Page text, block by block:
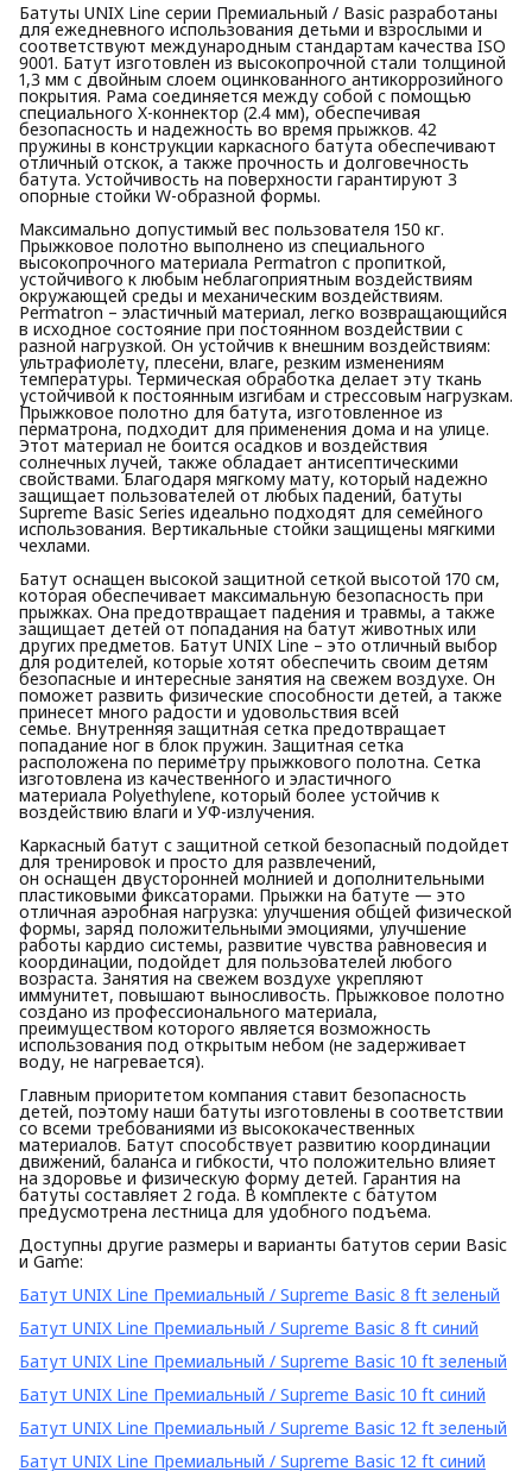
Батуты UNIX Line серии Премиальный / Basic разработаны
для ежедневного использования детьми и взрослыми и
соответствуют международным стандартам качества ISO
9001. Батут изготовлен из высокопрочной стали толщиной
1,3 мм с двойным слоем оцинкованного антикоррозийного
покрытия. Рама соединяется между собой с помощью
специального X-коннектор (2.4 мм), обеспечивая
безопасность и надежность во время прыжков. 42
пружины в конструкции каркасного батута обеспечивают
отличный отскок, а также прочность и долговечность
батута. Устойчивость на поверхности гарантируют 3
опорные стойки W-образной формы.
Максимально допустимый вес пользователя 150 кг.
Прыжковое полотно выполнено из специального
высокопрочного материала Permatron с пропиткой,
устойчивого к любым неблагоприятным воздействиям
окружающей среды и механическим воздействиям.
Permatron – эластичный материал, легко возвращающийся
в исходное состояние при постоянном воздействии с
разной нагрузкой. Он устойчив к внешним воздействиям:
ультрафиолету, плесени, влаге, резким изменениям
температуры. Термическая обработка делает эту ткань
устойчивой к постоянным изгибам и стрессовым нагрузкам.
Прыжковое полотно для батута, изготовленное из
перматрона, подходит для применения дома и на улице.
Этот материал не боится осадков и воздействия
солнечных лучей, также обладает антисептическими
свойствами. Благодаря мягкому мату, который надежно
защищает пользователей от любых падений, батуты
Supreme Basic Series идеально подходят для семейного
использования. Вертикальные стойки защищены мягкими
чехлами.
Батут оснащен высокой защитной сеткой высотой 170 см,
которая обеспечивает максимальную безопасность при
прыжках. Она предотвращает падения и травмы, а также
защищает детей от попадания на батут животных или
других предметов. Батут UNIX Line – это отличный выбор
для родителей, которые хотят обеспечить своим детям
безопасные и интересные занятия на свежем воздухе. Он
поможет развить физические способности детей, а также
принесет много радости и удовольствия всей
семье. Внутренняя защитная сетка предотвращает
попадание ног в блок пружин. Защитная сетка
расположена по периметру прыжкового полотна. Сетка
изготовлена из качественного и эластичного
материала Polyethylene, который более устойчив к
воздействию влаги и УФ-излучения.
Каркасный батут с защитной сеткой безопасный подойдет
для тренировок и просто для развлечений,
он оснащен двусторонней молнией и дополнительными
пластиковыми фиксаторами. Прыжки на батуте — это
отличная аэробная нагрузка: улучшения общей физической
формы, заряд положительными эмоциями, улучшение
работы кардио системы, развитие чувства равновесия и
координации, подойдет для пользователей любого
возраста. Занятия на свежем воздухе укрепляют
иммунитет, повышают выносливость. Прыжковое полотно
создано из профессионального материала,
преимуществом которого является возможность
использования под открытым небом (не задерживает
воду, не нагревается).
Главным приоритетом компания ставит безопасность
детей, поэтому наши батуты изготовлены в соответствии
со всеми требованиями из высококачественных
материалов. Батут способствует развитию координации
движений, баланса и гибкости, что положительно влияет
на здоровье и физическую форму детей. Гарантия на
батуты составляет 2 года. В комплекте с батутом
предусмотрена лестница для удобного подъема.
Доступны другие размеры и варианты батутов серии Basic
и Game:
Батут UNIX Line Премиальный / Supreme Basic 8 ft зеленый
Батут UNIX Line Премиальный / Supreme Basic 8 ft синий
Батут UNIX Line Премиальный / Supreme Basic 10 ft зеленый
Батут UNIX Line Премиальный / Supreme Basic 10 ft синий
Батут UNIX Line Премиальный / Supreme Basic 12 ft зеленый
Батут UNIX Line Премиальный / Supreme Basic 12 ft синий